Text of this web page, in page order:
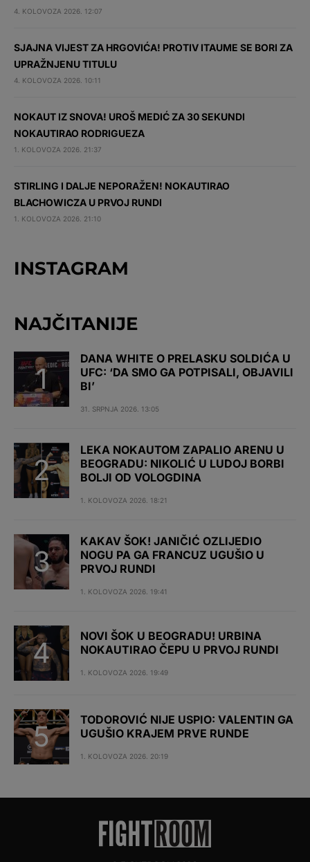
4. KOLOVOZA 2026. 12:07
SJAJNA VIJEST ZA HRGOVIĆA! PROTIV ITAUME SE BORI ZA
UPRAŽNJENU TITULU
4. KOLOVOZA 2026. 10:11
NOKAUT IZ SNOVA! UROŠ MEDIĆ ZA 30 SEKUNDI
NOKAUTIRAO RODRIGUEZA
1. KOLOVOZA 2026. 21:37
STIRLING I DALJE NEPORAŽEN! NOKAUTIRAO
BLACHOWICZA U PRVOJ RUNDI
1. KOLOVOZA 2026. 21:10
INSTAGRAM
NAJČITANIJE
DANA WHITE O PRELASKU SOLDIĆA U
UFC: ‘DA SMO GA POTPISALI, OBJAVILI
BI’
31. SRPNJA 2026. 13:05
LEKA NOKAUTOM ZAPALIO ARENU U
BEOGRADU: NIKOLIĆ U LUDOJ BORBI
BOLJI OD VOLOGDINA
1. KOLOVOZA 2026. 18:21
KAKAV ŠOK! JANIČIĆ OZLIJEDIO
NOGU PA GA FRANCUZ UGUŠIO U
PRVOJ RUNDI
1. KOLOVOZA 2026. 19:41
NOVI ŠOK U BEOGRADU! URBINA
NOKAUTIRAO ČEPU U PRVOJ RUNDI
1. KOLOVOZA 2026. 19:49
TODOROVIĆ NIJE USPIO: VALENTIN GA
UGUŠIO KRAJEM PRVE RUNDE
1. KOLOVOZA 2026. 20:19